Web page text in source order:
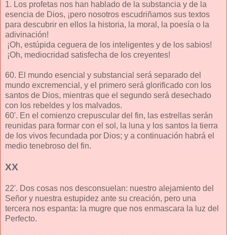
1. Los profetas nos han hablado de la substancia y de la
esencia de Dios, ¡pero nosotros escudriñamos sus textos
para descubrir en ellos la historia, la moral, la poesía o la
adivinación!
¡Oh, estúpida ceguera de los inteligentes y de los sabios!
¡Oh, mediocridad satisfecha de los creyentes!
60. El mundo esencial y substancial será separado del
mundo excremencial, y el primero será glorificado con los
santos de Dios, mientras que el segundo será desechado
con los rebeldes y los malvados.
60'. En el comienzo crepuscular del fin, las estrellas serán
reunidas para formar con el sol, la luna y los santos la tierra
de los vivos fecundada por Dios; y a continuación habrá el
medio tenebroso del fin.
XX
22'. Dos cosas nos desconsuelan: nuestro alejamiento del
Señor y nuestra estupidez ante su creación, pero una
tercera nos espanta: la mugre que nos enmascara la luz del
Perfecto.